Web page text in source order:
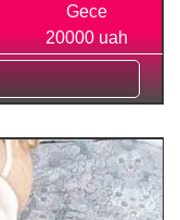
Gece
20000 uah